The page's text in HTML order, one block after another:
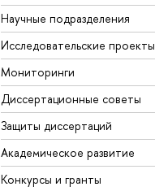
Научные подразделения
Исследовательские проекты
Мониторинги
Диссертационные советы
Защиты диссертаций
Академическое развитие
Конкурсы и гранты